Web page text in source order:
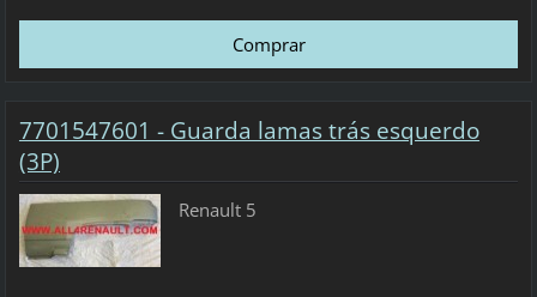
7701547601 - Guarda lamas trás esquerdo
(3P)
Renault 5